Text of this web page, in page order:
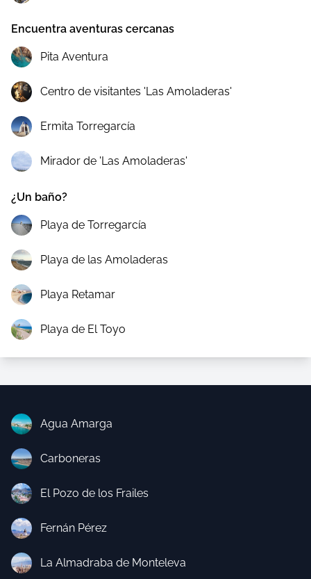
Encuentra aventuras cercanas
Pita Aventura
Centro de visitantes 'Las Amoladeras'
Ermita Torregarcía
Mirador de 'Las Amoladeras'
¿Un baño?
Playa de Torregarcía
Playa de las Amoladeras
Playa Retamar
Playa de El Toyo
Agua Amarga
Carboneras
El Pozo de los Frailes
Fernán Pérez
La Almadraba de Monteleva